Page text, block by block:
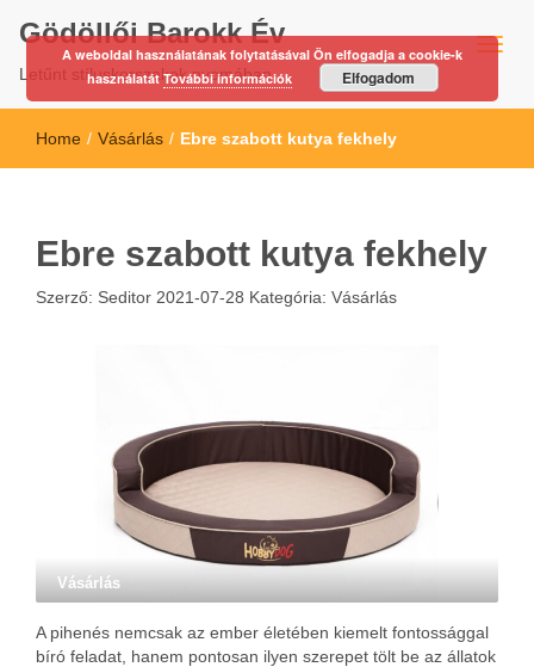
Gödöllői Barokk Év
Letűnt stíluskorszakok nyomában…
Home / Vásárlás / Ebre szabott kutya fekhely
Ebre szabott kutya fekhely
Szerző: Seditor 2021-07-28 Kategória: Vásárlás
Vásárlás
A pihenés nemcsak az ember életében kiemelt fontossággal
bíró feladat, hanem pontosan ilyen szerepet tölt be az állatok
A weboldal használatának folytatásával Ön elfogadja a cookie-k
használatátTovábbi információk Elfogadom